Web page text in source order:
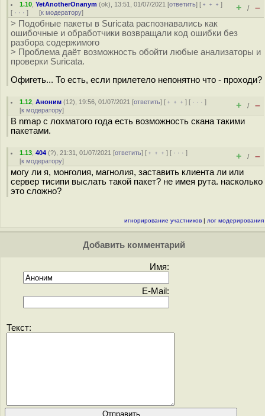
1.10 ,YetAnotherOnanym (ok), 13:51, 01/07/2021 [ответить] [ ﹢﹢﹢]
[ · · · ] [к модератору] + / –
> Подобные пакеты в Suricata распознавались как
ошибочные и обработчики возвращали код ошибки без
разбора содержимого
> Проблема даёт возможность обойти любые анализаторы и
проверки Suricata.
Офигеть... То есть, если прилетело непонятно что - проходи?
1.12 ,Аноним (12), 19:56, 01/07/2021 [ответить] [ ﹢﹢﹢] [ · · ·]
[к модератору] + / –
В nmap с лохматого года есть возможность скана такими
пакетами.
1.13 ,404 (?), 21:31, 01/07/2021 [ответить] [ ﹢﹢﹢] [ · · ·]
[к модератору] + / –
могу ли я, монголия, магнолия, заставить клиента ли или
сервер тисипи выслать такой пакет? не имея рута. насколько
это сложно?
игнорирование участников | лог модерирования
Добавить комментарий
Имя:
E-Mail:
Текст: